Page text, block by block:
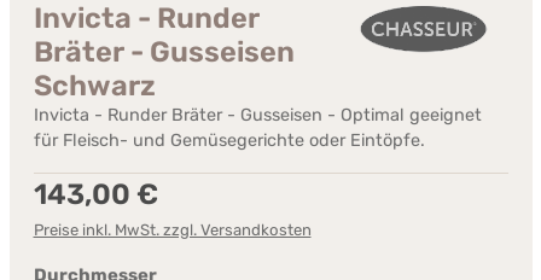
Invicta - Runder
Bräter - Gusseisen
Schwarz
Invicta - Runder Bräter - Gusseisen - Optimal geeignet
für Fleisch- und Gemüsegerichte oder Eintöpfe.
Regulärer Preis:
143,00 €
Preise inkl. MwSt. zzgl. Versandkosten
Durchmesserauswählen